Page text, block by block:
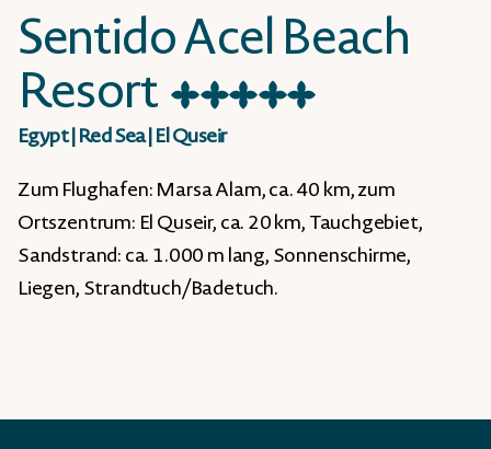
Sentido Acel Beach
Resort ★★★★★
Egypt|Red Sea|El Quseir
Zum Flughafen: Marsa Alam, ca. 40 km, zum
Ortszentrum: El Quseir, ca. 20 km, Tauchgebiet,
Sandstrand: ca. 1.000 m lang, Sonnenschirme,
Liegen, Strandtuch/Badetuch.